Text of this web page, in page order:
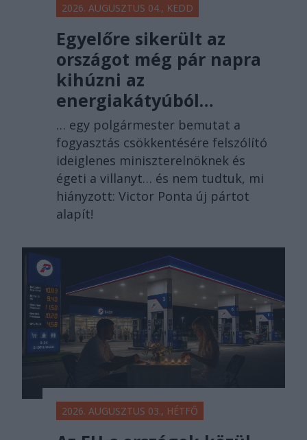
2026. AUGUSZTUS 04., KEDD
Egyelőre sikerült az
országot még pár napra
kihúzni az
energiakátyúból…
… egy polgármester bemutat a
fogyasztás csökkentésére felszólító
ideiglenes miniszterelnöknek és
égeti a villanyt… és nem tudtuk, mi
hiányzott: Victor Ponta új pártot
alapít!
2026. AUGUSZTUS 03., HÉTFŐ